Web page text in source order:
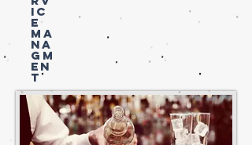
IC
E
MA
NA
GM
EN
T